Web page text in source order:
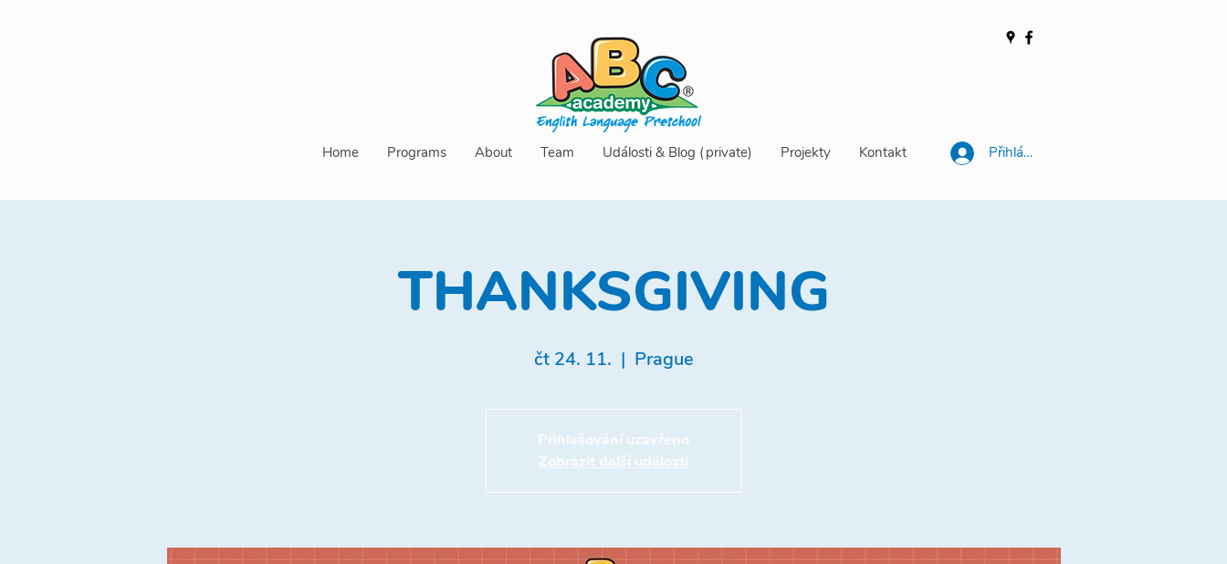
Home Programs About Team Události & Blog (private) Projekty Kontakt Přihlásit se
THANKSGIVING
čt 24. 11.
  |
Prague
Přihlašování uzavřeno
Zobrazit další události